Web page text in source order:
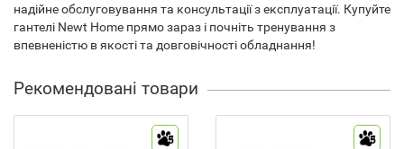
надійне обслуговування та консультації з експлуатації. Купуйте
гантелі Newt Home прямо зараз і почніть тренування з
впевненістю в якості та довговічності обладнання!
Рекомендовані товари
5 5